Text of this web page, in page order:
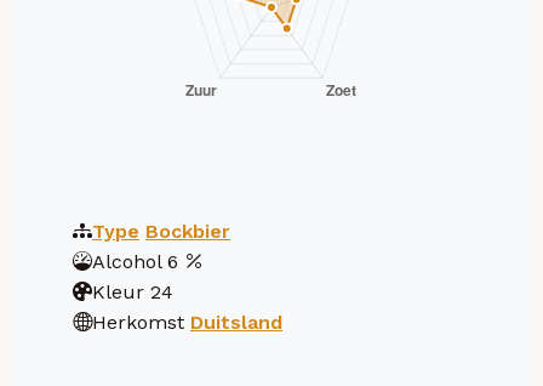
Type Bockbier
Alcohol 6
Kleur 24
Herkomst Duitsland